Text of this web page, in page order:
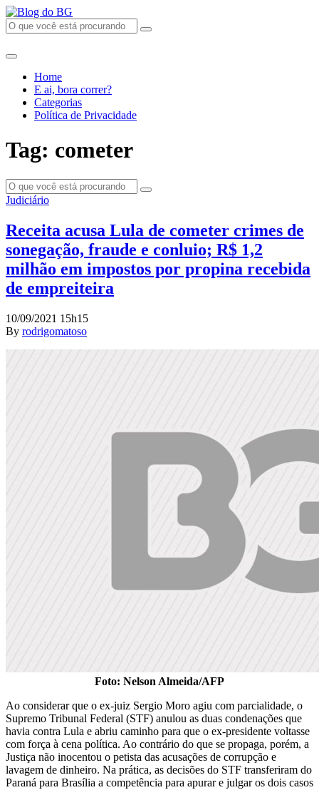
Home
E ai, bora correr?
Categorias
Política de Privacidade
Tag: cometer
Judiciário
Receita acusa Lula de cometer crimes de
sonegação, fraude e conluio; R$ 1,2
milhão em impostos por propina recebida
de empreiteira
10/09/2021 15h15
By rodrigomatoso
Foto: Nelson Almeida/AFP
Ao considerar que o ex-juiz Sergio Moro agiu com parcialidade, o
Supremo Tribunal Federal (STF) anulou as duas condenações que
havia contra Lula e abriu caminho para que o ex-­presidente voltasse
com força à cena política. Ao contrário do que se propaga, porém, a
Justiça não inocentou o petista das acusações de corrupção e
lavagem de dinheiro. Na prática, as decisões do STF transferiram do
Paraná para Brasília a competência para apurar e julgar os dois casos